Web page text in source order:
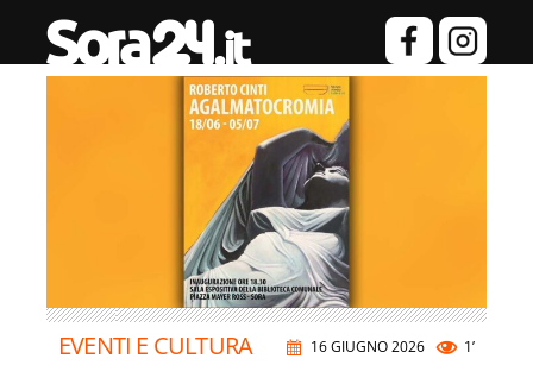
16 GIUGNO 2026 1’
EVENTI E CULTURA